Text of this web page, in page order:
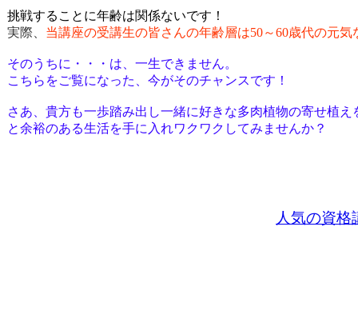
挑戦することに年齢は関係ないです！
実際、 当講座の受講生の皆さんの年齢層は50～60歳代の元
そのうちに・・・は、一生できません。
こちらをご覧になった、今がそのチャンスです！
さあ、貴方も一歩踏み出し一緒に好きな多肉植物の寄せ植
と余裕のある生活を手に入れワクワクしてみませんか？
人気の資格